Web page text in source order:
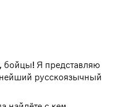
бойцы! Я представляю
русскоязычный